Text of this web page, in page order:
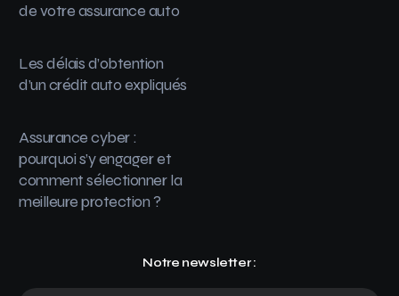
de votre assurance auto
Les délais d’obtention
d’un crédit auto expliqués
Assurance cyber :
pourquoi s’y engager et
comment sélectionner la
meilleure protection ?
Notre newsletter :